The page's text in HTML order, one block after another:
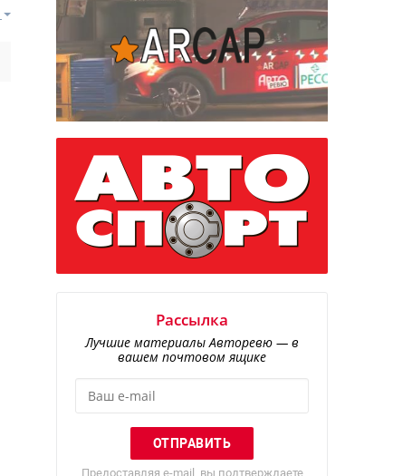
Рассылка
Лучшие материалы Авторевю — в
вашем почтовом ящике
Предоставляя e-mail, вы подтверждаете